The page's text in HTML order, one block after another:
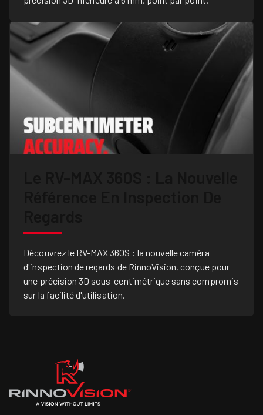
Découvrez le RV-MAX 360S : la nouvelle caméra
d'inspection de regards de RinnoVision, conçue pour
une précision 3D sous-centimétrique sans compromis
sur la facilité d'utilisation.